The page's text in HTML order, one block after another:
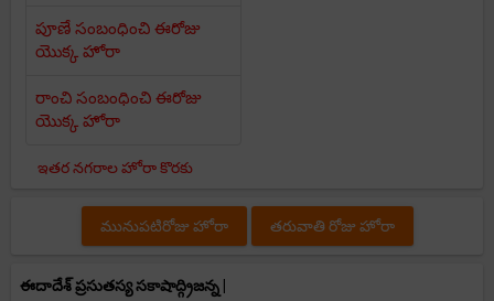
పూణే సంబంధించి ఈరోజు
యొక్క హోరా
రాంచి సంబంధించి ఈరోజు
యొక్క హోరా
ఇతర నగరాల హోరా కొరకు
మునుపటిరోజు హోరా తరువాతి రోజు హోరా
ఈదాదేశ్ ప్రసుతస్య సకాషాద్గ్రిజన్న |